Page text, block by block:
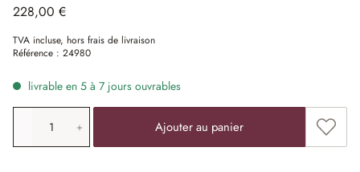
228,00 €
TVA incluse, hors frais de livraison
Référence : 24980
livrable en 5 à 7 jours ouvrables
Quantité de produit: saisissez la valeur souhaitée ou
Ajouter au panier